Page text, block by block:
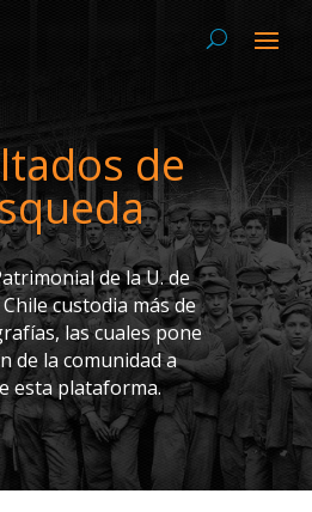
de
de la U. de
custodia más de
las cuales pone
de la comunidad a
esta plataforma.